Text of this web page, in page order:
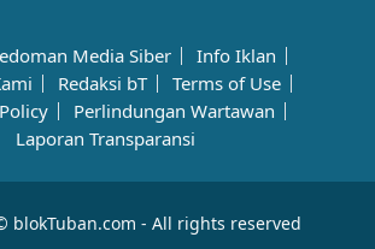
Media Siber
Info Iklan
Redaksi bT
Terms of Use
Perlindungan Wartawan
Laporan Transparansi
blokTuban.com - All rights reserved